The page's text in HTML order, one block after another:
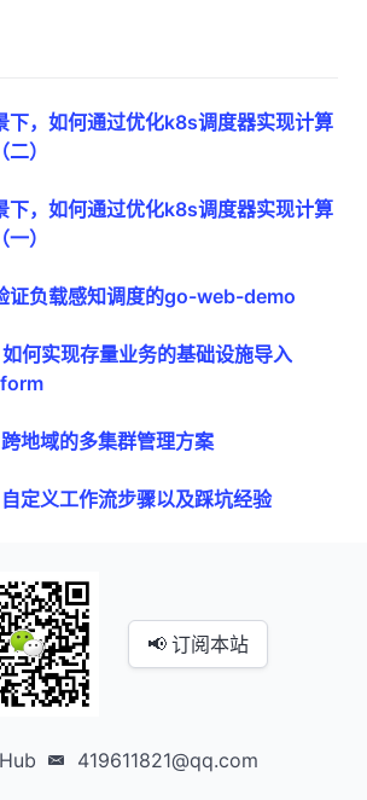
下，如何通过优化k8s调度器实现计算
）
下，如何通过优化k8s调度器实现计算
）
证负载感知调度的go-web-demo
何实现存量业务的基础设施导入
地域的多集群管理方案
定义工作流步骤以及踩坑经验
📢 订阅本站
419611821@qq.com